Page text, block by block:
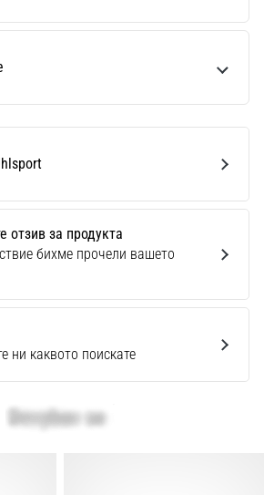
за продукта
отзив за продукта
бихме прочели вашето
ни каквото поискате